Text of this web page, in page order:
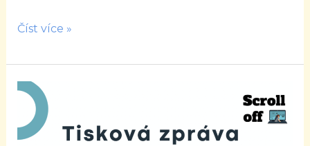
Číst více »
Tisková
zpráva:
Scroll